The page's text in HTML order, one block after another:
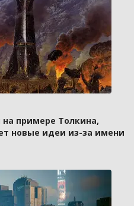
примере Толкина,
новые идеи из-за имени